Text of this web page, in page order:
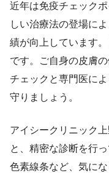
近年は免疫チェック
しい治療法の登場に
績が向上しています
です。ご自身の皮膚
チェックと専門医に
守りましょう。
アイシークリニック
と、精密な診断を行
色素線条など、気に